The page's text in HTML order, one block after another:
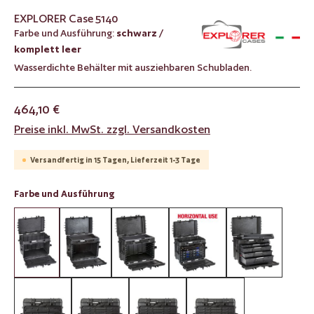
EXPLORER Case 5140
Farbe und Ausführung: schwarz /
komplett leer
Wasserdichte Behälter mit ausziehbaren Schubladen.
464,10 €
Preise inkl. MwSt. zzgl. Versandkosten
Versandfertig in 15 Tagen, Lieferzeit 1-3 Tage
Farbe und Ausführungauswählen
schwarz / komplett leerschwarz / leer und für AIDRAW vorbereitet
schwarz / leer und für AIBOX vorbereitet
schwarz / für 6 Racks
schwarz / mit